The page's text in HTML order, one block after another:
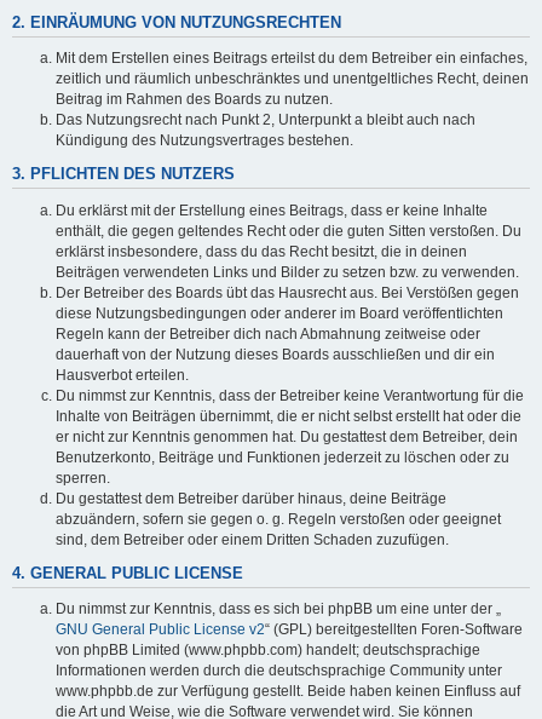
2. EINRÄUMUNG VON NUTZUNGSRECHTEN
Mit dem Erstellen eines Beitrags erteilst du dem Betreiber ein einfaches,
zeitlich und räumlich unbeschränktes und unentgeltliches Recht, deinen
Beitrag im Rahmen des Boards zu nutzen.
Das Nutzungsrecht nach Punkt 2, Unterpunkt a bleibt auch nach
Kündigung des Nutzungsvertrages bestehen.
3. PFLICHTEN DES NUTZERS
Du erklärst mit der Erstellung eines Beitrags, dass er keine Inhalte
enthält, die gegen geltendes Recht oder die guten Sitten verstoßen. Du
erklärst insbesondere, dass du das Recht besitzt, die in deinen
Beiträgen verwendeten Links und Bilder zu setzen bzw. zu verwenden.
Der Betreiber des Boards übt das Hausrecht aus. Bei Verstößen gegen
diese Nutzungsbedingungen oder anderer im Board veröffentlichten
Regeln kann der Betreiber dich nach Abmahnung zeitweise oder
dauerhaft von der Nutzung dieses Boards ausschließen und dir ein
Hausverbot erteilen.
Du nimmst zur Kenntnis, dass der Betreiber keine Verantwortung für die
Inhalte von Beiträgen übernimmt, die er nicht selbst erstellt hat oder die
er nicht zur Kenntnis genommen hat. Du gestattest dem Betreiber, dein
Benutzerkonto, Beiträge und Funktionen jederzeit zu löschen oder zu
sperren.
Du gestattest dem Betreiber darüber hinaus, deine Beiträge
abzuändern, sofern sie gegen o. g. Regeln verstoßen oder geeignet
sind, dem Betreiber oder einem Dritten Schaden zuzufügen.
4. GENERAL PUBLIC LICENSE
Du nimmst zur Kenntnis, dass es sich bei phpBB um eine unter der „
GNU General Public License v2“ (GPL) bereitgestellten Foren-Software
von phpBB Limited (www.phpbb.com) handelt; deutschsprachige
Informationen werden durch die deutschsprachige Community unter
www.phpbb.de zur Verfügung gestellt. Beide haben keinen Einfluss auf
die Art und Weise, wie die Software verwendet wird. Sie können